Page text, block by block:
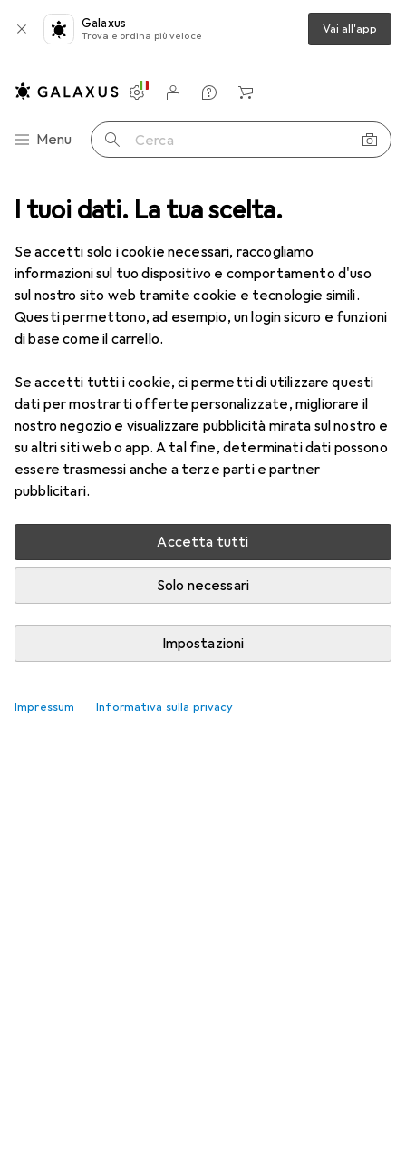
I tuoi dati. La tua scelta.
Se accetti solo i cookie necessari, raccogliamo
informazioni sul tuo dispositivo e comportamento d'uso
sul nostro sito web tramite cookie e tecnologie simili.
Questi permettono, ad esempio, un login sicuro e funzioni
di base come il carrello.
Se accetti tutti i cookie, ci permetti di utilizzare questi
dati per mostrarti offerte personalizzate, migliorare il
nostro negozio e visualizzare pubblicità mirata sul nostro e
su altri siti web o app. A tal fine, determinati dati possono
essere trasmessi anche a terze parti e partner
pubblicitari.
Accetta tutti
Solo necessari
Impostazioni
Impressum Informativa sulla privacy
Galaxus
Trova e ordina più veloce Vai all'app
Categoria Navigazione
Menu Cerca
Impostazioni
Conto cliente
Liste di confronto
Liste dei desideri
Carrello
Modellazione Creativ Company argilla espansa
EUR
13,38 da 2 Pezzi 74,33/1kg
Creativ Company argilla espansa
Accessori per Creativ Company
argilla espansa
Qui trovi accessori adatti per il prodotto Creativ
Company argilla espansa.
Nessun prodotto trovato